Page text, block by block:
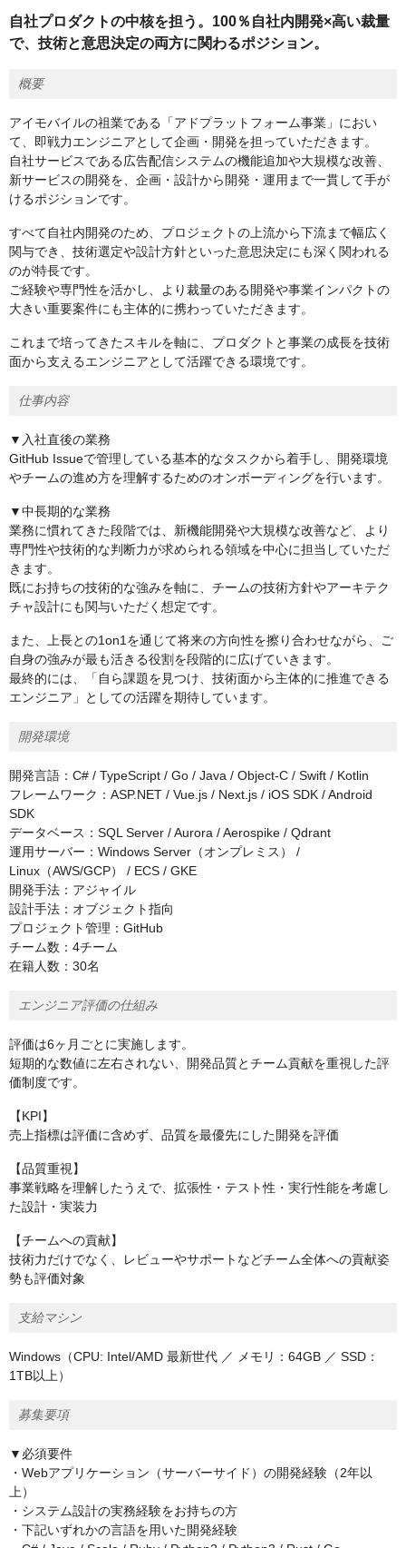
自社プロダクトの中核を担う。100％自社内開発×高い裁量
で、技術と意思決定の両方に関わるポジション。
概要
アイモバイルの祖業である「アドプラットフォーム事業」におい
て、即戦力エンジニアとして企画・開発を担っていただきます。
自社サービスである広告配信システムの機能追加や大規模な改善、
新サービスの開発を、企画・設計から開発・運用まで一貫して手が
けるポジションです。
すべて自社内開発のため、プロジェクトの上流から下流まで幅広く
関与でき、技術選定や設計方針といった意思決定にも深く関われる
のが特長です。
ご経験や専門性を活かし、より裁量のある開発や事業インパクトの
大きい重要案件にも主体的に携わっていただきます。
これまで培ってきたスキルを軸に、プロダクトと事業の成長を技術
面から支えるエンジニアとして活躍できる環境です。
仕事内容
▼入社直後の業務
GitHub Issueで管理している基本的なタスクから着手し、開発環境
やチームの進め方を理解するためのオンボーディングを行います。
▼中長期的な業務
業務に慣れてきた段階では、新機能開発や大規模な改善など、より
専門性や技術的な判断力が求められる領域を中心に担当していただ
きます。
既にお持ちの技術的な強みを軸に、チームの技術方針やアーキテク
チャ設計にも関与いただく想定です。
また、上長との1on1を通じて将来の方向性を擦り合わせながら、ご
自身の強みが最も活きる役割を段階的に広げていきます。
最終的には、「自ら課題を見つけ、技術面から主体的に推進できる
エンジニア」としての活躍を期待しています。
開発環境
開発言語：C# / TypeScript / Go / Java / Object-C / Swift / Kotlin
フレームワーク：ASP.NET / Vue.js / Next.js / iOS SDK / Android
SDK
データベース：SQL Server / Aurora / Aerospike / Qdrant
運用サーバー：Windows Server（オンプレミス） /
Linux（AWS/GCP） / ECS / GKE
開発手法：アジャイル
設計手法：オブジェクト指向
プロジェクト管理：GitHub
チーム数：4チーム
在籍人数：30名
エンジニア評価の仕組み
評価は6ヶ月ごとに実施します。
短期的な数値に左右されない、開発品質とチーム貢献を重視した評
価制度です。
【KPI】
売上指標は評価に含めず、品質を最優先にした開発を評価
【品質重視】
事業戦略を理解したうえで、拡張性・テスト性・実行性能を考慮し
た設計・実装力
【チームへの貢献】
技術力だけでなく、レビューやサポートなどチーム全体への貢献姿
勢も評価対象
支給マシン
Windows（CPU: Intel/AMD 最新世代 ／ メモリ：64GB ／ SSD：
1TB以上）
募集要項
▼必須要件
・Webアプリケーション（サーバーサイド）の開発経験（2年以
上）
・システム設計の実務経験をお持ちの方
・下記いずれかの言語を用いた開発経験